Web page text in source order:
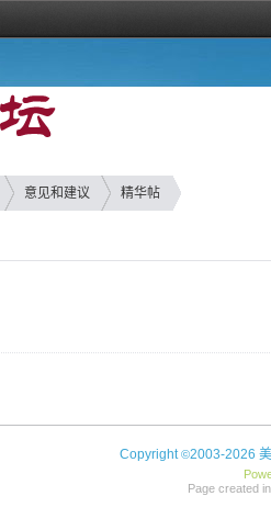
意见和建议 精华帖
Copyright©2003-2026
Page created